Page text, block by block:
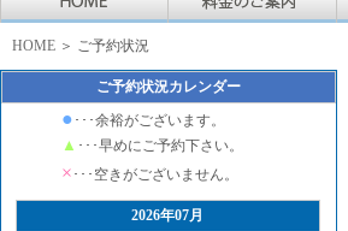
HOME ＞ ご予約状況
ご予約状況カレンダー
● ･･･余裕がございます。
▲ ･･･早めにご予約下さい。
× ･･･空きがございません。
2026年07月